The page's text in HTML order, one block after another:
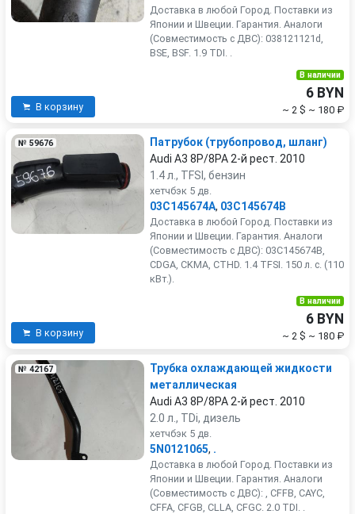
Доставка в любой Город. Поставки из
Японии и Швеции. Гарантия. Аналоги
(Совместимость с ДВС): 038121121d,
BSE, BSF. 1.9 TDI. .
В корзину
В наличии
6 BYN
~ 2 $ ~ 180 ₽
№ 59676
Патрубок (трубопровод, шланг)
Audi A3 8P/8PA 2-й рест. 2010
1.4 л., TFSI, бензин
хетчбэк 5 дв.
03C145674A, 03C145674B
Доставка в любой Город. Поставки из
Японии и Швеции. Гарантия. Аналоги
(Совместимость с ДВС): 03C145674B,
CDGA, CKMA, CTHD. 1.4 TFSI. 150 л. с. (110
кВт.).
В корзину
В наличии
6 BYN
~ 2 $ ~ 180 ₽
№ 42167
Трубка охлаждающей жидкости
металлическая
Audi A3 8P/8PA 2-й рест. 2010
2.0 л., TDi, дизель
хетчбэк 5 дв.
5N0121065, .
Доставка в любой Город. Поставки из
Японии и Швеции. Гарантия. Аналоги
(Совместимость с ДВС): , CFFB, CAYC,
CFFA, CFGB, CLLA, CFGC. 2.0 TDI. .